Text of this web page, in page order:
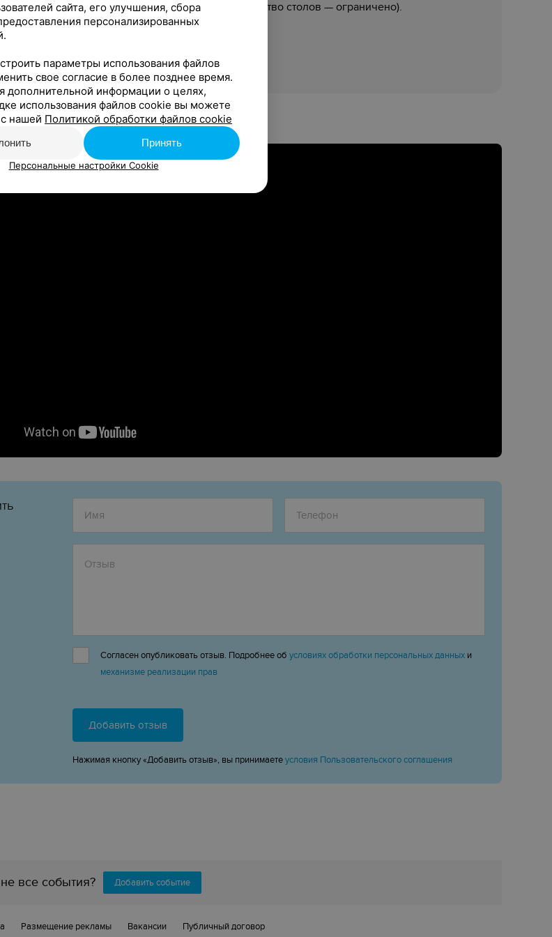
позвонив по номеру +375 29 186 78 25 (количество столов — ограничено).
Согласен опубликовать отзыв. Подробнее об условиях обработки персональных данных и
механизме реализации прав
Добавить отзыв
Нажимая кнопку «Добавить отзыв», вы принимаетеусловия Пользовательского соглашения
все события? Добавить событие
Размещение рекламы Вакансии Публичный договор
сайта, его улучшения, сбора
персонализированных
параметры использования файлов
свое согласие в более позднее время.
дополнительной информации о целях,
использования файлов cookie вы можете
нашей Политикой обработки файлов cookie
Принять
Персональные настройки Cookie